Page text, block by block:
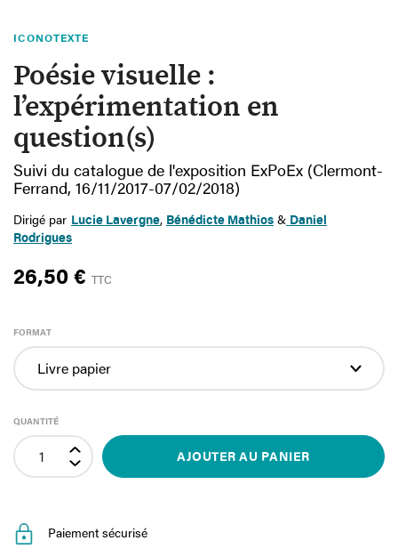
ICONOTEXTE
Poésie visuelle :
l’expérimentation en
question(s)
Suivi du catalogue de l'exposition ExPoEx (Clermont-
Ferrand, 16/11/2017-07/02/2018)
Dirigé par Lucie Lavergne, Bénédicte Mathios & Daniel
Rodrigues
26,50 € TTC
FORMAT
QUANTITÉ
AJOUTER AU PANIER
Paiement sécurisé